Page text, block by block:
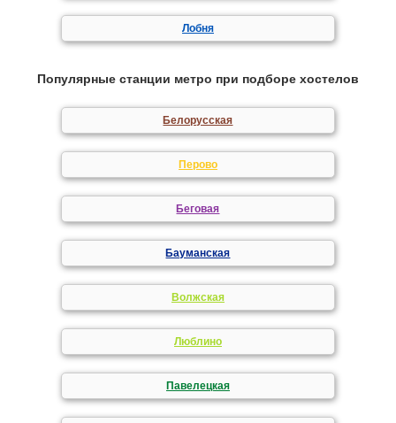
Лобня
Популярные станции метро при подборе хостелов
Белорусская
Перово
Беговая
Бауманская
Волжская
Люблино
Павелецкая